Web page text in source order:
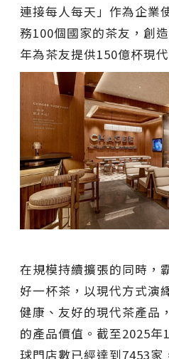
連接每人每天」作為企業
務100個國家的茶友，創
年為茶友提供150億杯現代
在規模持續擴張的同時，
好一杯茶，以現代方式演
健康、友好的現代茶產品
的產品價值。截至2025年
球門店數已經達到7453家